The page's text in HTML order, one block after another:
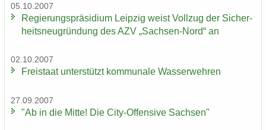
05.10.2007
Re­gie­rungs­prä­si­di­um Leip­zig weist Voll­zug der Si­cher­
heits­neu­grün­dung des AZV „Sachsen-​Nord“ an
02.10.2007
Frei­staat un­ter­stützt kom­mu­na­le Was­ser­weh­ren
27.09.2007
"Ab in die Mitte! Die City-​Offensive Sach­sen"